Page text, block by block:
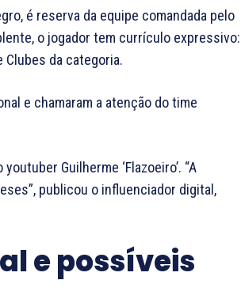
é reserva da equipe comandada pelo
o jogador tem currículo expressivo:
Clubes da categoria.
e chamaram a atenção do time
Guilherme ‘Flazoeiro’. “A
publicou o influenciador digital,
e possíveis